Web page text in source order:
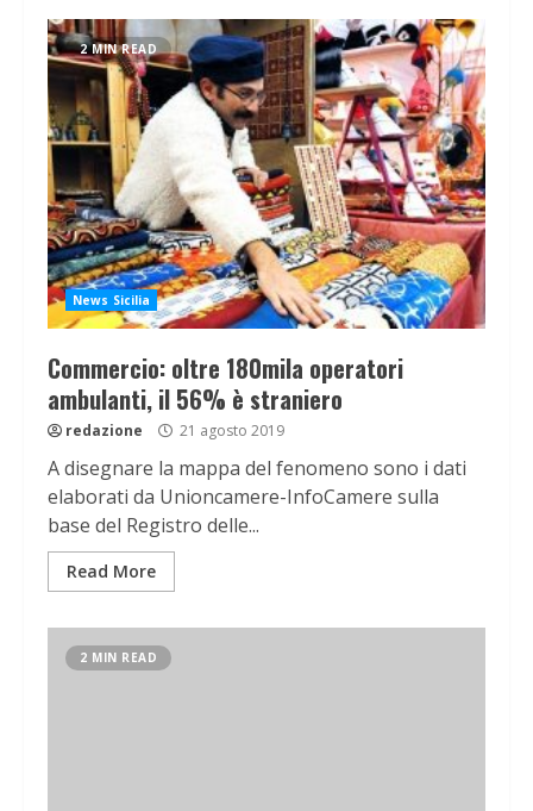
2 MIN READ
News Sicilia
Commercio: oltre 180mila operatori
ambulanti, il 56% è straniero
redazione 21 agosto 2019
A disegnare la mappa del fenomeno sono i dati
elaborati da Unioncamere-InfoCamere sulla
base del Registro delle...
Read More
2 MIN READ